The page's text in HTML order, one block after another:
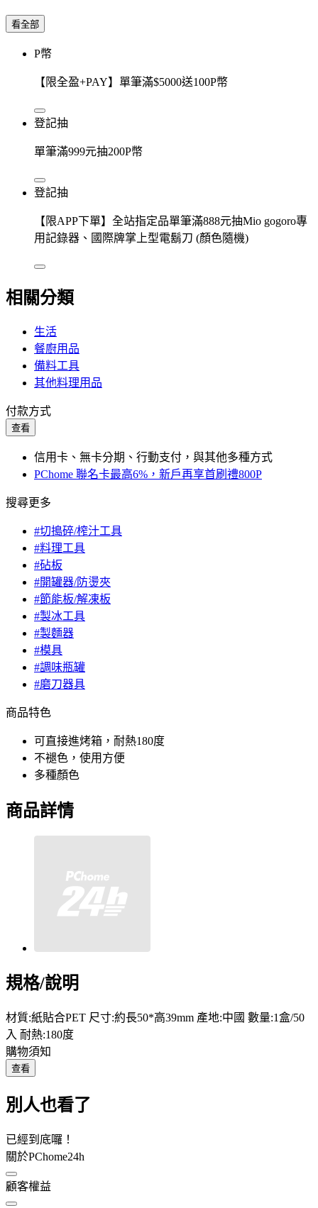
看全部
P幣
【限全盈+PAY】單筆滿$5000送100P幣
登記抽
單筆滿999元抽200P幣
登記抽
【限APP下單】全站指定品單筆滿888元抽Mio gogoro專
用記錄器、國際牌掌上型電鬍刀 (顏色隨機)
相關分類
生活
餐廚用品
備料工具
其他料理用品
付款方式
查看
信用卡、無卡分期、行動支付，與其他多種方式
PChome 聯名卡最高6%，新戶再享首刷禮800P
搜尋更多
#切搗碎/榨汁工具
#料理工具
#砧板
#開罐器/防燙夾
#節能板/解凍板
#製冰工具
#製麵器
#模具
#調味瓶罐
#磨刀器具
商品特色
可直接進烤箱，耐熱180度
不褪色，使用方便
多種顏色
商品詳情
規格/說明
材質:紙貼合PET 尺寸:約長50*高39mm 產地:中國 數量:1盒/50
入 耐熱:180度
購物須知
查看
別人也看了
已經到底囉！
關於PChome24h
顧客權益